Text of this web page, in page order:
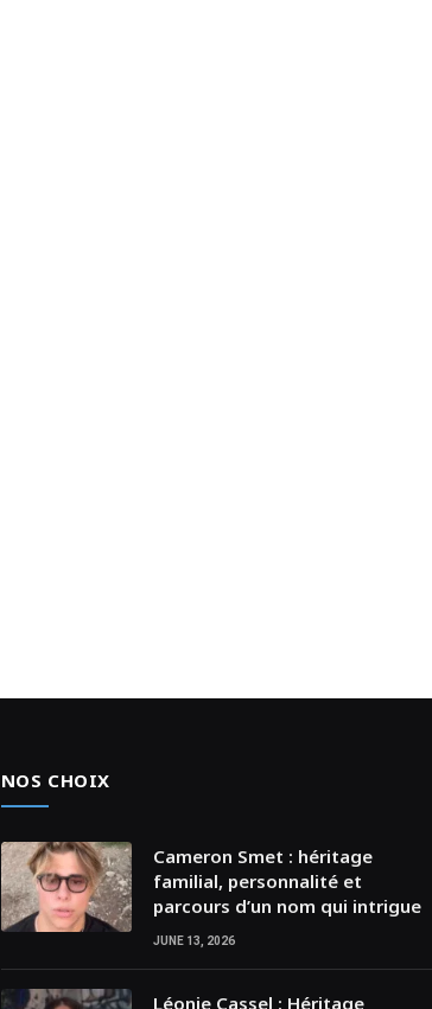
NOS CHOIX
Cameron Smet : héritage
familial, personnalité et
parcours d’un nom qui intrigue
JUNE 13, 2026
Léonie Cassel : Héritage